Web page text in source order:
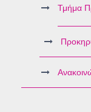
Τμήμα